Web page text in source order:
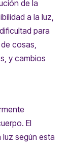
de la
a la luz,
para
cosas,
y cambios
El
según esta